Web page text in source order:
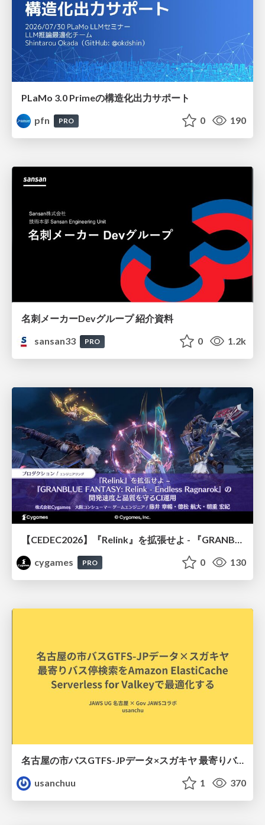
PLaMo 3.0 Primeの構造化出力サポート
pfn
PRO 0 190
名刺メーカーDevグループ 紹介資料
sansan33
PRO 0 1.2k
cygames
PRO 0 130
名古屋の市バスGTFS-JPデータ×スガキヤ 最寄りバス停検索をAmazon ElastiCache Serverless for Valkeyで最適化する
usanchuu
1 370